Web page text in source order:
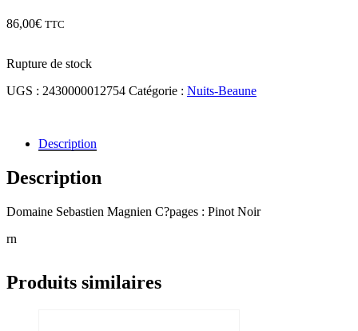
86,00€ TTC
Rupture de stock
UGS : 2430000012754 Catégorie : Nuits-Beaune
Description
Description
Domaine Sebastien Magnien C?pages : Pinot Noir
rn
Produits similaires